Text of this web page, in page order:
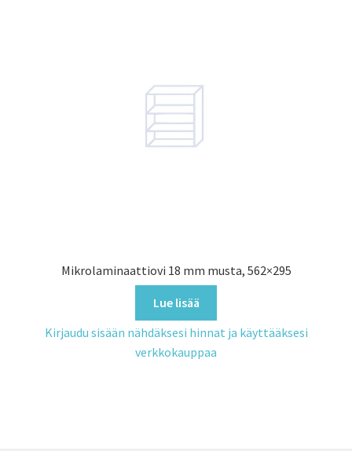
Mikrolaminaattiovi 18 mm musta, 562×295
Lue lisää
Kirjaudu sisään nähdäksesi hinnat ja käyttääksesi
verkkokauppaa